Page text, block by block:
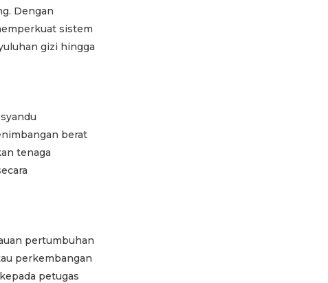
Dengan
sistem
gizi hingga
berat
tenaga
pertumbuhan
perkembangan
petugas